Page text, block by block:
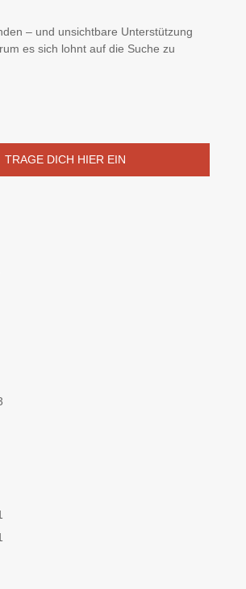
– und unsichtbare Unterstützung
es sich lohnt auf die Suche zu
TRAGE DICH HIER EIN